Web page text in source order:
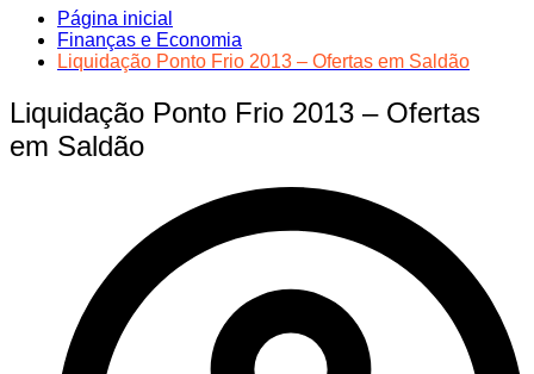
Página inicial
Finanças e Economia
Liquidação Ponto Frio 2013 – Ofertas em Saldão
Liquidação Ponto Frio 2013 – Ofertas
em Saldão